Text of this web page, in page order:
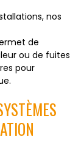
nos
de
ou de fuites
pour